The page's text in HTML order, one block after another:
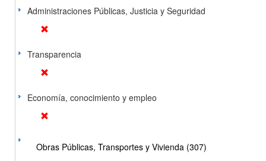
Administraciones Públicas, Justicia y Seguridad
Transparencia
Economía, conocimiento y empleo
Obras Públicas, Transportes y Vivienda (307)